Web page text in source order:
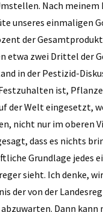
Nach
unseres einmaligen
der
etwa zwei Drittel der
in der Pestizid-
ist,
der Welt eingesetzt,
nicht nur im oberen
dass es nichts
Grundlage jedes
sieht. Ich denke,
der von der
Dann kann